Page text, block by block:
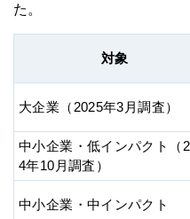
た。
対象
大企業（2025年3月調査）
中小企業・低インパクト（
4年10月調査）
中小企業・中インパクト